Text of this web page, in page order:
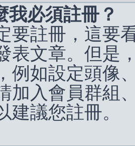
我必須註冊？
要註冊，這要
表文章。但是
例如設定頭像
加入會員群組
建議您註冊。